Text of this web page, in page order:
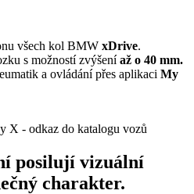
všech kol BMW xDrive.
s možností zvýšeníaž o 40 mm.
a ovládání přes aplikaci My
posilují vizuální
charakter.